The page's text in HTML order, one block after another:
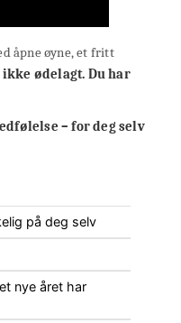
åpne øyne, et fritt
ikke ødelagt. Du har
– for deg selv
på deg selv
nye året har